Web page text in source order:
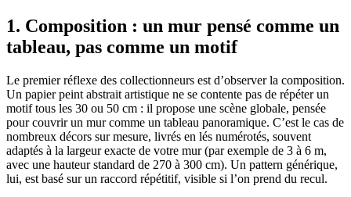
1. Composition : un mur pensé comme un
tableau, pas comme un motif
Le premier réflexe des collectionneurs est d’observer la composition.
Un papier peint abstrait artistique ne se contente pas de répéter un
motif tous les 30 ou 50 cm : il propose une scène globale, pensée
pour couvrir un mur comme un tableau panoramique. C’est le cas de
nombreux décors sur mesure, livrés en lés numérotés, souvent
adaptés à la largeur exacte de votre mur (par exemple de 3 à 6 m,
avec une hauteur standard de 270 à 300 cm). Un pattern générique,
lui, est basé sur un raccord répétitif, visible si l’on prend du recul.